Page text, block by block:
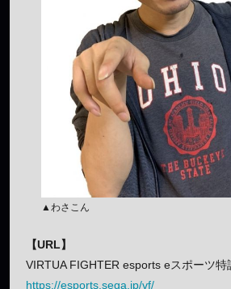
▲わさこん
【URL】
VIRTUA FIGHTER esports eスポーツ特
https://esports.sega.jp/vf/